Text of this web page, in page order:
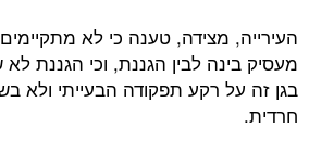
העירייה, מצידה, טענה כי לא
מעסיק בינה לבין הגננת, וכי הגננת
בגן זה על רקע תפקודה הבעייתי ולא
חרדית.